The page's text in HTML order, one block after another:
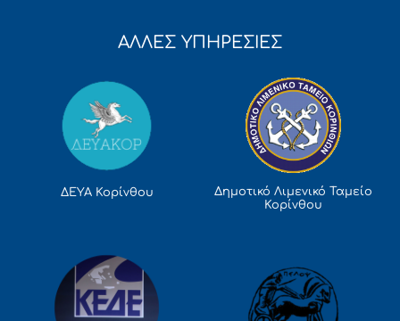
ΑΛΛΕΣ ΥΠΗΡΕΣΙΕΣ
ΔΕΥΑ Κορίνθου
Δημοτικό Λιμενικό Ταμείο
Κορίνθου